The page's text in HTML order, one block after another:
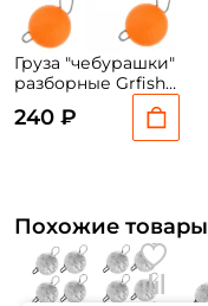
Груза "чебурашки"
разборные Grfish
оранжевый 5 шт.
240 ₽
Похожие товары